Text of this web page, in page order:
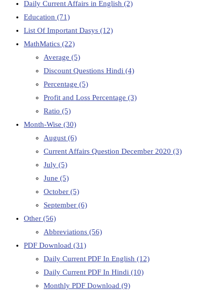
Daily Current Affairs in English (2)
Education (71)
List Of Important Dasys (12)
MathMatics (22)
Average (5)
Discount Questions Hindi (4)
Percentage (5)
Profit and Loss Percentage (3)
Ratio (5)
Month-Wise (30)
August (6)
Current Affairs Question December 2020 (3)
July (5)
June (5)
October (5)
September (6)
Other (56)
Abbreviations (56)
PDF Download (31)
Daily Current PDF In English (12)
Daily Current PDF In Hindi (10)
Monthly PDF Download (9)